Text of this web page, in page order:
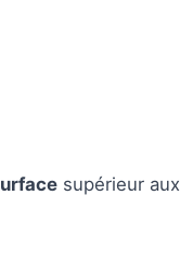
supérieur aux